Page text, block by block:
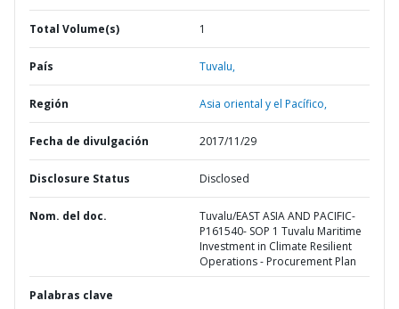
Total Volume(s) 1
País Tuvalu,
Región Asia oriental y el Pacífico,
Fecha de divulgación 2017/11/29
Disclosure Status Disclosed
Nom. del doc.
Tuvalu/EAST ASIA AND PACIFIC-
P161540- SOP 1 Tuvalu Maritime
Investment in Climate Resilient
Operations - Procurement Plan
Palabras clave